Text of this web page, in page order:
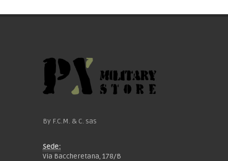
By F.C.M. & C. sas
Sede:
Via Baccheretana, 178/B